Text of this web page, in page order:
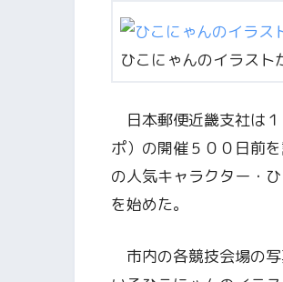
ひこにゃんのイラスト
日本郵便近畿支社は
ポ）の開催５００日前
の人気キャラクター・
を始めた。
市内の各競技会場の